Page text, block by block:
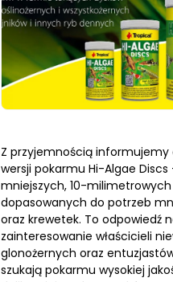
Z przyjemnością informujemy
wersji pokarmu Hi-Algae
mniejszych, 10-milimetrowych
dopasowanych do potrzeb
oraz krewetek. To odpowiedź
zainteresowanie właścicieli
glonożernych oraz
szukają pokarmu wysokiej